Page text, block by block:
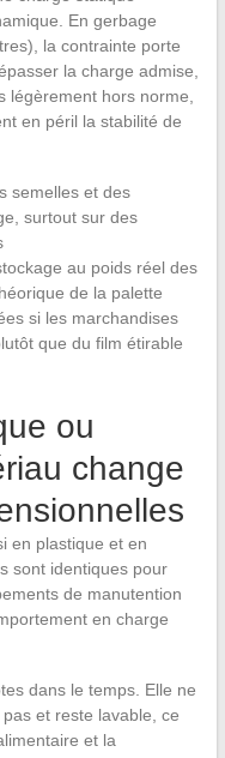
En gerbage
la contrainte porte
la charge admise,
légèrement hors norme,
en péril la stabilité de
semelles et des
surtout sur des
au poids réel des
de la palette
si les marchandises
que du film étirable
ou
change
en plastique et en
sont identiques pour
de manutention
en charge
dans le temps. Elle ne
et reste lavable, ce
et la